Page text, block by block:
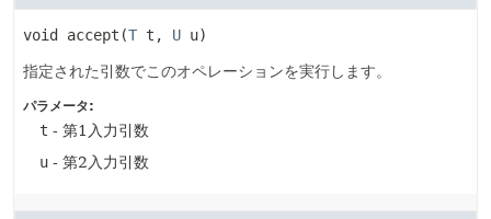
void accept (T t, U u)
指定された引数でこのオペレーションを実行します。
パラメータ:
t - 第1入力引数
u - 第2入力引数